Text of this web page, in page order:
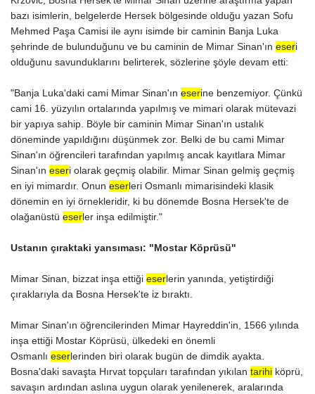
bazı isimlerin, belgelerde Hersek bölgesinde olduğu yazan Sofu
Mehmed Paşa Camisi ile aynı isimde bir caminin Banja Luka
şehrinde de bulunduğunu ve bu caminin de Mimar Sinan'ın eseri
olduğunu savunduklarını belirterek, sözlerine şöyle devam etti:
"Banja Luka'daki cami Mimar Sinan'ın eserine benzemiyor. Çünkü
cami 16. yüzyılın ortalarında yapılmış ve mimari olarak mütevazi
bir yapıya sahip. Böyle bir caminin Mimar Sinan'ın ustalık
döneminde yapıldığını düşünmek zor. Belki de bu cami Mimar
Sinan'ın öğrencileri tarafından yapılmış ancak kayıtlara Mimar
Sinan'ın eseri olarak geçmiş olabilir. Mimar Sinan gelmiş geçmiş
en iyi mimardır. Onun eserleri Osmanlı mimarisindeki klasik
dönemin en iyi örnekleridir, ki bu dönemde Bosna Hersek'te de
olağanüstü eserler inşa edilmiştir."
Ustanın çıraktaki yansıması: "Mostar Köprüsü"
Mimar Sinan, bizzat inşa ettiği eserlerin yanında, yetiştirdiği
çıraklarıyla da Bosna Hersek'te iz bıraktı.
Mimar Sinan'ın öğrencilerinden Mimar Hayreddin'in, 1566 yılında
inşa ettiği Mostar Köprüsü, ülkedeki en önemli
Osmanlı eserlerinden biri olarak bugün de dimdik ayakta.
Bosna'daki savaşta Hırvat topçuları tarafından yıkılan tarihi köprü,
savaşın ardından aslına uygun olarak yenilenerek, aralarında